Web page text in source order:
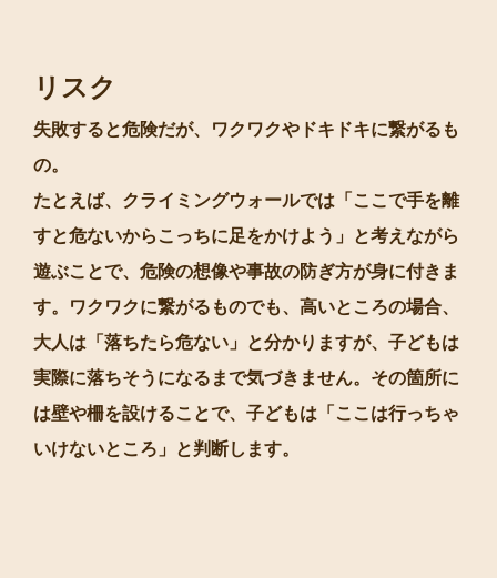
リスク
失敗すると危険だが、ワクワクやドキドキに繋がるも
の。
たとえば、クライミングウォールでは「ここで手を離
すと危ないからこっちに足をかけよう」と考えながら
遊ぶことで、危険の想像や事故の防ぎ方が身に付きま
す。ワクワクに繋がるものでも、高いところの場合、
大人は「落ちたら危ない」と分かりますが、子どもは
実際に落ちそうになるまで気づきません。その箇所に
は壁や柵を設けることで、子どもは「ここは行っちゃ
いけないところ」と判断します。